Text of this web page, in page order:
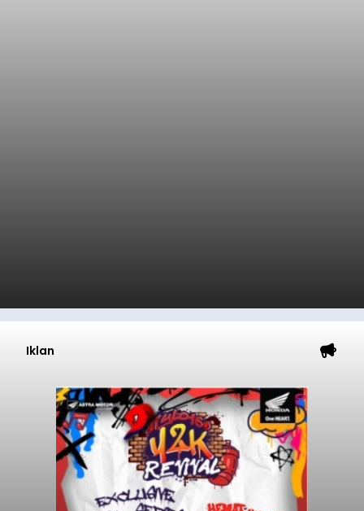
Hentikan Aktivitas
Pengerukan Lahan di
balitribune.co.id I Singaraja -Pemerintah
Kabupaten Buleleng menghentikan aktivitas
pengerukan lahan di Banjar Dinas Bingin Banjah,
Desa Temukus, Kecamatan Banjar, setelah
ditemukan indikasi kegiatan pengambilan
material yang tidak sesuai dengan peruntukan
kawasan.
Buleleng